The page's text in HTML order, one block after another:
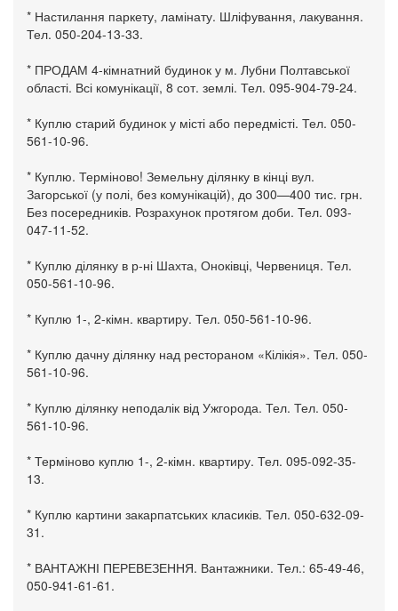
* Настилання паркету, ламінату. Шліфування, лакування.
Тел. 050-204-13-33.
* ПРОДАМ 4-кімнатний будинок у м. Лубни Полтавської
області. Всі комунікації, 8 сот. землі. Тел. 095-904-79-24.
* Куплю старий будинок у місті або передмісті. Тел. 050-
561-10-96.
* Куплю. Терміново! Земельну ділянку в кінці вул.
Загорської (у полі, без комунікацій), до 300—400 тис. грн.
Без посередників. Розрахунок протягом доби. Тел. 093-
047-11-52.
* Куплю ділянку в р-ні Шахта, Оноківці, Червениця. Тел.
050-561-10-96.
* Куплю 1-, 2-кімн. квартиру. Тел. 050-561-10-96.
* Куплю дачну ділянку над рестораном «Кілікія». Тел. 050-
561-10-96.
* Куплю ділянку неподалік від Ужгорода. Тел. Тел. 050-
561-10-96.
* Терміново куплю 1-, 2-кімн. квартиру. Тел. 095-092-35-
13.
* Куплю картини закарпатських класиків. Тел. 050-632-09-
31.
* ВАНТАЖНІ ПЕРЕВЕЗЕННЯ. Вантажники. Тел.: 65-49-46,
050-941-61-61.